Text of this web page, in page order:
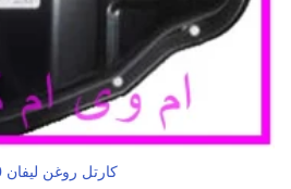
کارتل روغن لیفان x60